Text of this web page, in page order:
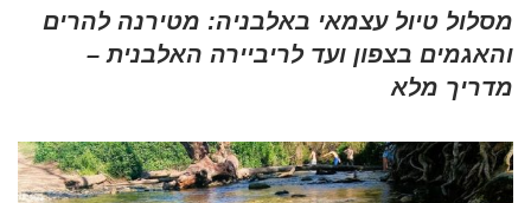
מסלול טיול עצמאי באלבניה: מטירנה להרים
והאגמים בצפון ועד לריביירה האלבנית –
מדריך מלא